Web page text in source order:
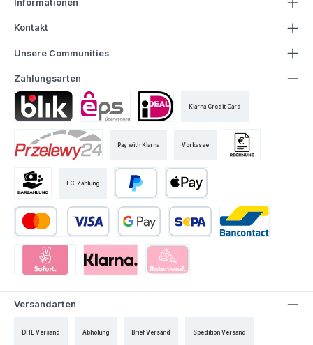
Informationen
Kontakt
Unsere Communities
Zahlungsarten
Klarna Credit Card
Pay with Klarna Vorkasse
EC-Zahlung
Versandarten
DHL Versand Abholung Brief Versand Spedition Versand